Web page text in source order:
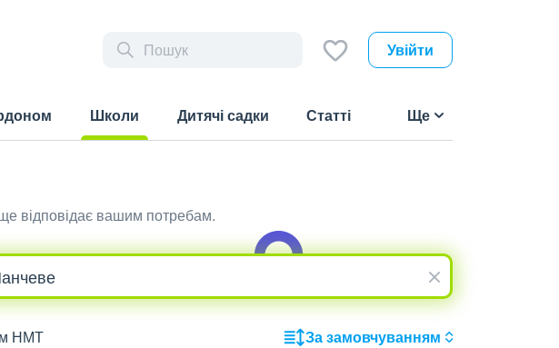
Увійти
Школи
Дитячі садки Статті Ще
відповідає вашим потребам.
НМТ За замовчуванням